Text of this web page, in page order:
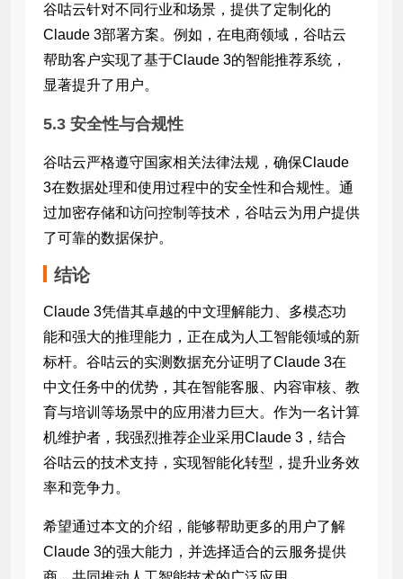
谷咕云针对不同行业和场景，提供了定制化的
Claude 3部署方案。例如，在电商领域，谷咕云
帮助客户实现了基于Claude 3的智能推荐系统，
显著提升了用户。
5.3 安全性与合规性
谷咕云严格遵守国家相关法律法规，确保Claude
3在数据处理和使用过程中的安全性和合规性。通
过加密存储和访问控制等技术，谷咕云为用户提供
了可靠的数据保护。
结论
Claude 3凭借其卓越的中文理解能力、多模态功
能和强大的推理能力，正在成为人工智能领域的新
标杆。谷咕云的实测数据充分证明了Claude 3在
中文任务中的优势，其在智能客服、内容审核、教
育与培训等场景中的应用潜力巨大。作为一名计算
机维护者，我强烈推荐企业采用Claude 3，结合
谷咕云的技术支持，实现智能化转型，提升业务效
率和竞争力。
希望通过本文的介绍，能够帮助更多的用户了解
Claude 3的强大能力，并选择适合的云服务提供